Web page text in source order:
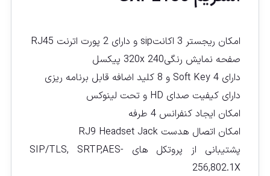
امکان ریجستر 3 اکانتsip و دارای 2 پورت اترنت RJ45
صفحه نمایش رنگی320x 240 پیکسل
دارای 4 Soft Key و 8 کلید اضافه قابل برنامه ریزی
دارای کیفیت صدای HD و تحت لینوکس
امکان ایجاد کنفرانس 4 طرفه
امکان اتصال هدست RJ9 Headset Jack
پشتیبانی از پروتکل های SIP/TLS, SRTP,AES-
256,802.1X